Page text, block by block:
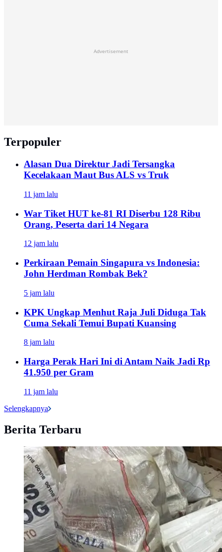
Advertisement
Terpopuler
Alasan Dua Direktur Jadi Tersangka
Kecelakaan Maut Bus ALS vs Truk
11 jam lalu
War Tiket HUT ke-81 RI Diserbu 128 Ribu
Orang, Peserta dari 14 Negara
12 jam lalu
Perkiraan Pemain Singapura vs Indonesia:
John Herdman Rombak Bek?
5 jam lalu
KPK Ungkap Menhut Raja Juli Diduga Tak
Cuma Sekali Temui Bupati Kuansing
8 jam lalu
Harga Perak Hari Ini di Antam Naik Jadi Rp
41.950 per Gram
11 jam lalu
Selengkapnya
Berita Terbaru